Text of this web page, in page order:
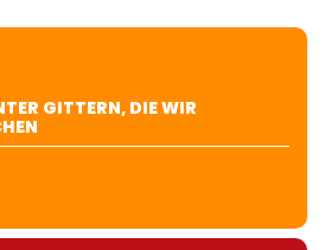
GITTERN, DIE WIR